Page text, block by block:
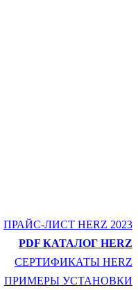
ПРАЙС-ЛИСТ HERZ 2023
PDF КАТАЛОГ HERZ
СЕРТИФИКАТЫ HERZ
ПРИМЕРЫ УСТАНОВКИ